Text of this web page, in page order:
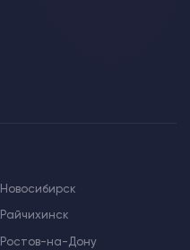
Новосибирск
Райчихинск
Ростов-на-Дону